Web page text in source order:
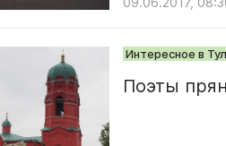
Интересное в
Поэты